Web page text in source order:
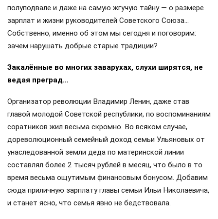
полуподвале и даже на самую жгучую тайну — о размере
зарплат и жизни руководителей Советского Союза…
Собственно, именно об этом мы сегодня и поговорим:
зачем нарушать добрые старые традиции?
Закалённые во многих заварухах, слухи ширятся, не
ведая преград…
Организатор революции Владимир Ленин, даже став
главой молодой Советской республики, по воспоминаниям
соратников жил весьма скромно. Во всяком случае,
дореволюционный семейный доход семьи Ульяновых от
унаследованной земли деда по материнской линии
составлял более 2 тысяч рублей в месяц, что было в то
время весьма ощутимым финансовым бонусом. Добавим
сюда приличную зарплату главы семьи Ильи Николаевича,
и станет ясно, что семья явно не бедствовала.